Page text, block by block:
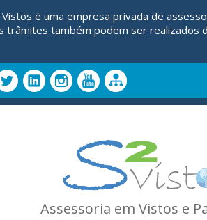
Vistos é uma empresa privada de
trâmites também podem ser realizados
Assessoria em Vistos e